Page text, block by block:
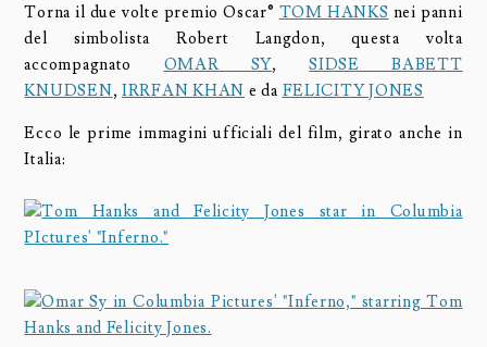
Torna il due volte premio Oscar® TOM HANKS nei panni
del simbolista Robert Langdon, questa volta
accompagnato OMAR SY,SIDSE BABETT
KNUDSEN,IRRFAN KHAN e da FELICITY JONES
Ecco le prime immagini ufficiali del film, girato anche in
Italia: